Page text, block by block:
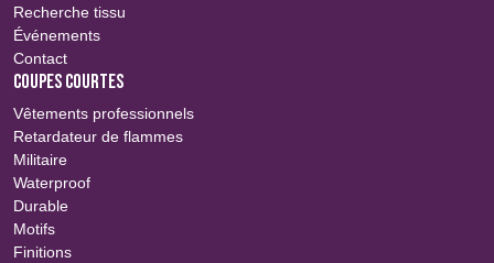
Recherche tissu
Événements
Contact
COUPES COURTES
Vêtements professionnels
Retardateur de flammes
Militaire
Waterproof
Durable
Motifs
Finitions